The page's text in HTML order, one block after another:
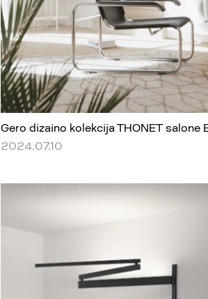
Gero dizaino kolekcija THONET salone
2024.07.10